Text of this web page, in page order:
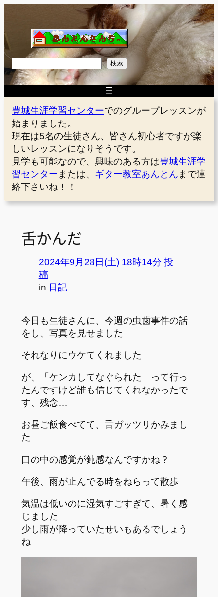
を
ス
キ
ッ
プ
索
検索
豊城生涯学習センターでのグループレッスンが
始まりました。
現在は5名の生徒さん、皆さん初心者ですが楽
しいレッスンになりそうです。
見学も可能なので、興味のある方は豊城生涯学
習センター または、 ギター教室あんとん まで連
絡下さいね！！
舌かんだ
2024年9月28日(土) 18時14分 投
稿
in 日記
今日も生徒さんに、今週の虫歯事件の話
をし、写真を見せました
それなりにウケてくれました
が、「ケンカしてなぐられた」って行っ
たんですけど誰も信じてくれなかったで
す、残念…
お昼ご飯食べてて、舌ガッツリかみまし
た
口の中の感覚が鈍感なんですかね？
午後、雨が止んでる時をねらって散歩
気温は低いのに湿気すごすぎて、暑く感
じました
少し雨が降っていたせいもあるでしょう
ね